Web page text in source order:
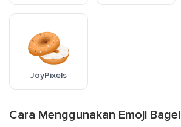
JoyPixels
Cara Menggunakan Emoji Bagel